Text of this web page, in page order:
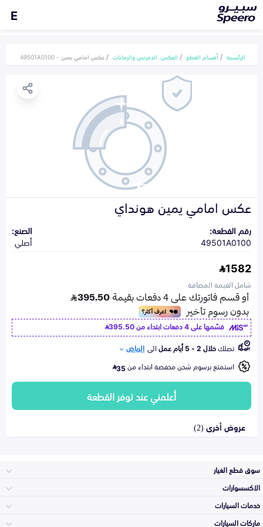
E
الرئيسية أقسام القطع العكس، الدفرنس والرمانات عكس امامي يمين - 49501A0100
عكس امامي يمين هونداي
رقم القطعة:
49501A0100
الصنع:
أصلي
1582
شامل القيمة المضافة
قسّمها على 4 دفعات ابتداء من
395.50
تصلكخلال 2 - 5 أيام عمل الى الرياض
استمتع برسوم شحن مخفضة ابتداء من35
أعلمني عند توفر القطعة
عروض أخرى (2)
سوق قطع الغيار
الاكسسوارات
خدمات السيارات
ماركات السيارات